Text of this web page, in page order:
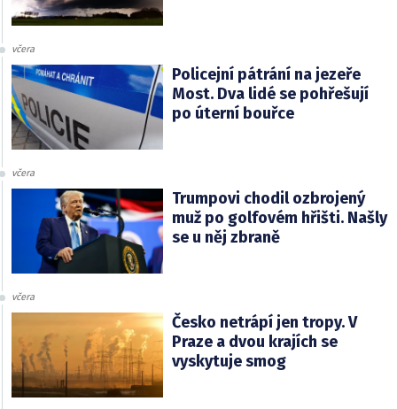
včera
Policejní pátrání na jezeře
Most. Dva lidé se pohřešují
po úterní bouřce
včera
Trumpovi chodil ozbrojený
muž po golfovém hřišti. Našly
se u něj zbraně
včera
Česko netrápí jen tropy. V
Praze a dvou krajích se
vyskytuje smog